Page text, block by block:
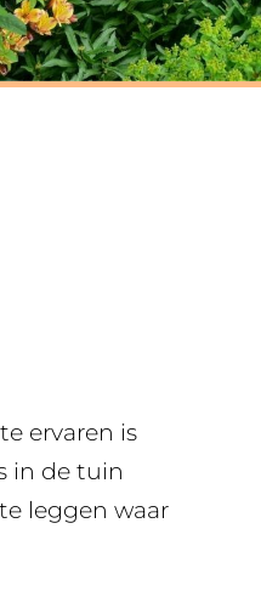
ervaren is
in de tuin
leggen waar